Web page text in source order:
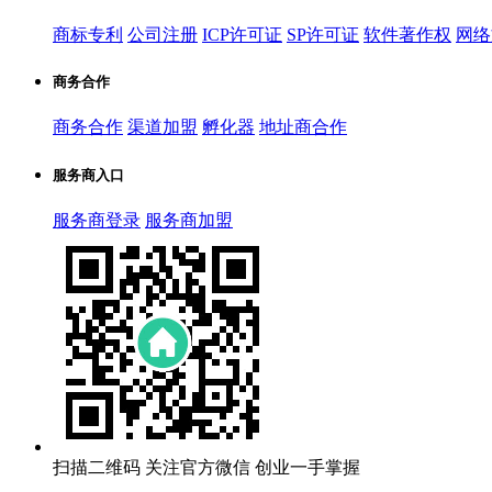
商标专利 公司注册 ICP许可证 SP许可证 软件著作权 网
商务合作
商务合作 渠道加盟 孵化器 地址商合作
服务商入口
服务商登录 服务商加盟
扫描二维码 关注官方微信 创业一手掌握